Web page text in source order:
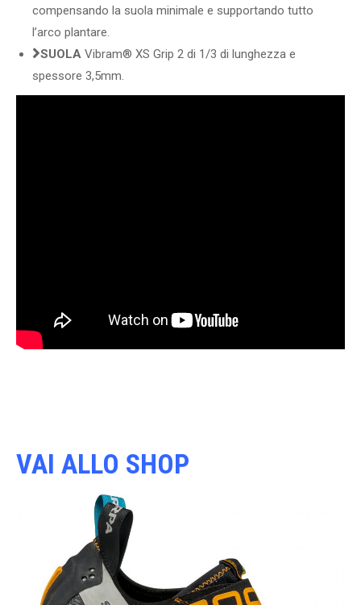
compensando la suola minimale e supportando tutto
l’arco plantare.
SUOLA Vibram® XS Grip 2 di 1/3 di lunghezza e
spessore 3,5mm.
VAI ALLO SHOP